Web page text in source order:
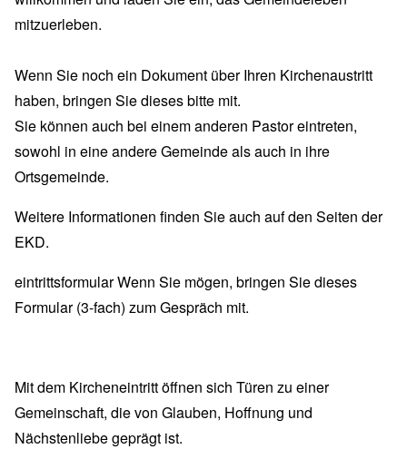
mitzuerleben.
Wenn Sie noch ein Dokument über Ihren Kirchenaustritt
haben, bringen Sie dieses bitte mit.
Sie können auch bei einem anderen Pastor eintreten,
sowohl in eine andere Gemeinde als auch in ihre
Ortsgemeinde.
Weitere Informationen finden Sie auch auf den Seiten der
EKD.
eintrittsformularWenn Sie mögen, bringen Sie dieses
Formular (3-fach) zum Gespräch mit.
Mit dem Kircheneintritt öffnen sich Türen zu einer
Gemeinschaft, die von Glauben, Hoffnung und
Nächstenliebe geprägt ist.